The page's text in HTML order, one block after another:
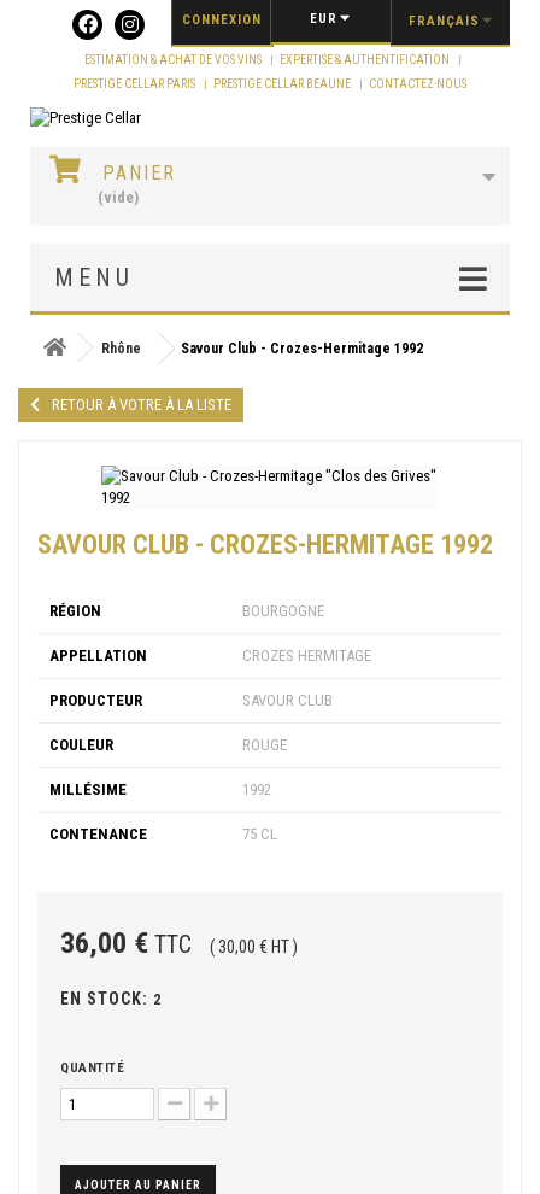
FRANÇAIS
EUR
CONNEXION
ESTIMATION & ACHAT DE VOS VINS
EXPERTISE & AUTHENTIFICATION
PRESTIGE CELLAR PARIS
PRESTIGE CELLAR BEAUNE CONTACTEZ-NOUS
PANIER
(vide)
MENU
Rhône Savour Club - Crozes-Hermitage 1992
RETOUR À VOTRE À LA LISTE
SAVOUR CLUB - CROZES-HERMITAGE 1992
RÉGION BOURGOGNE
APPELLATION CROZES HERMITAGE
PRODUCTEUR SAVOUR CLUB
COULEUR ROUGE
MILLÉSIME 1992
CONTENANCE 75 CL
36,00 € TTC ( 30,00 € HT )
EN STOCK: 2
QUANTITÉ
AJOUTER AU PANIER
Panneau de gestion des cookies